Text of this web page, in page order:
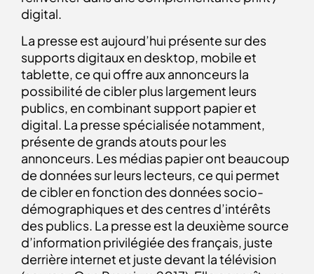
digital.
La presse est aujourd’hui présente sur des
supports digitaux en desktop, mobile et
tablette, ce qui offre aux annonceurs la
possibilité de cibler plus largement leurs
publics, en combinant support papier et
digital. La presse spécialisée notamment,
présente de grands atouts pour les
annonceurs. Les médias papier ont beaucoup
de données sur leurs lecteurs, ce qui permet
de cibler en fonction des données socio-
démographiques et des centres d’intérêts
des publics. La presse est la deuxième source
d’information privilégiée des français, juste
derrière internet et juste devant la télévision